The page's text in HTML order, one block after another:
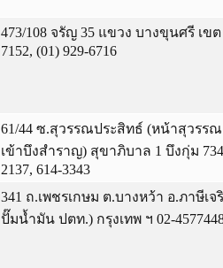
473/108 จรัญ 35 แขวง บางขุนศรี เข
7152, (01) 929-6716
61/44 ซ.สุวรรณประสิทธ์ (หน้าสุวรร
เข้าบึงสำราญ) สุขาภิบาล 1 บึงกุ่ม
2137, 614-3343
341 ถ.เพชรเกษม ต.บางหว้า อ.ภาษีเ
ปั๊มน้ำมัน ปตท.) กรุงเทพ ฯ 02-